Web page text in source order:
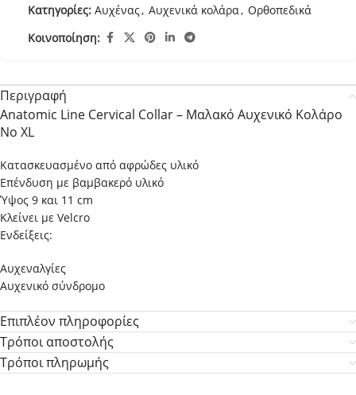
Κατηγορίες: Αυχένας, Αυχενικά κολάρα, Ορθοπεδικά
Κοινοποίηση:
Περιγραφή
Anatomic Line Cervical Collar – Μαλακό Αυχενικό Κολάρο
Νο XL
Κατασκευασμένο από αφρώδες υλικό
Επένδυση με βαμβακερό υλικό
Ύψος 9 και 11 cm
Κλείνει με Velcro
Ενδείξεις:
Αυχεναλγίες
Αυχενικό σύνδρομο
Επιπλέον πληροφορίες
Τρόποι αποστολής
Τρόποι πληρωμής